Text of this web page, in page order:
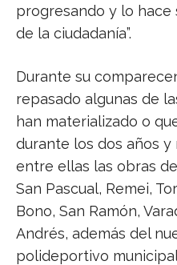
progresando y lo
de la ciudadanía”.
Durante su
repasado algunas de
han materializado o
durante los dos años
entre ellas las obras
San Pascual, Remei,
Bono, San Ramón,
Andrés, además del
polideportivo